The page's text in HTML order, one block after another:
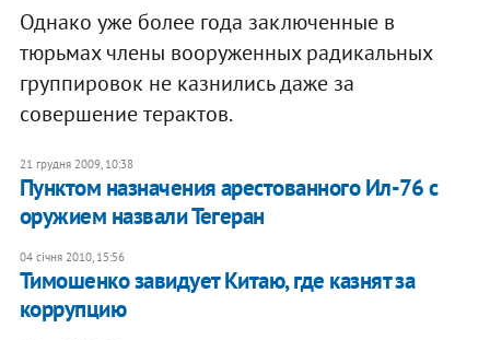
Однако уже более года заключенные в
тюрьмах члены вооруженных радикальных
группировок не казнились даже за
совершение терактов.
21 грудня 2009, 10:38
Пунктом назначения арестованного Ил-76 с
оружием назвали Тегеран
04 січня 2010, 15:56
Тимошенко завидует Китаю, где казнят за
коррупцию